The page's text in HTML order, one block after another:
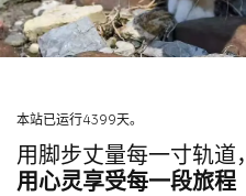
本站已运行4399天。
用脚步丈量每一寸轨道，
用心灵享受每一段旅程